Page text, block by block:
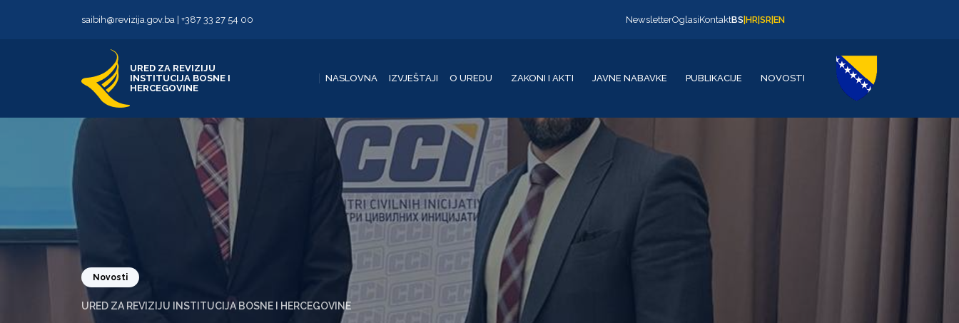
saibih@revizija.gov.ba +387 33 27 54 00 NewsletterOglasiKontaktBS HR SR EN
URED ZA REVIZIJU
INSTITUCIJA BOSNE I
HERCEGOVINE
NASLOVNA IZVJEŠTAJI O UREDU ZAKONI I AKTI JAVNE NABAVKE PUBLIKACIJE NOVOSTI
Novosti
URED ZA REVIZIJU INSTITUCIJA BOSNE I HERCEGOVINE